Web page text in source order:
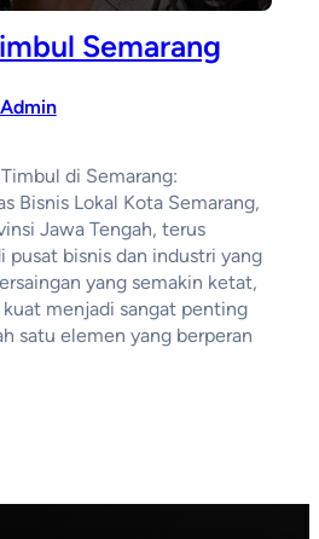
Semarang
di Semarang:
Bisnis Lokal Kota Semarang,
Jawa Tengah, terus
pusat bisnis dan industri yang
yang semakin ketat,
menjadi sangat penting
satu elemen yang berperan